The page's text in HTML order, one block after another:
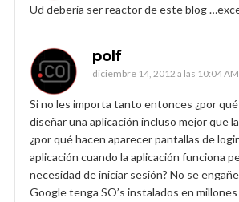
Ud deberia ser reactor de este blog
polf
diciembre 14, 2012 a las 10:04 AM
Si no les importa tanto entonces ¿por
diseñar una aplicación incluso mejor que
¿por qué hacen aparecer pantallas de
aplicación cuando la aplicación funciona
necesidad de iniciar sesión? No se
Google tenga SO’s instalados en